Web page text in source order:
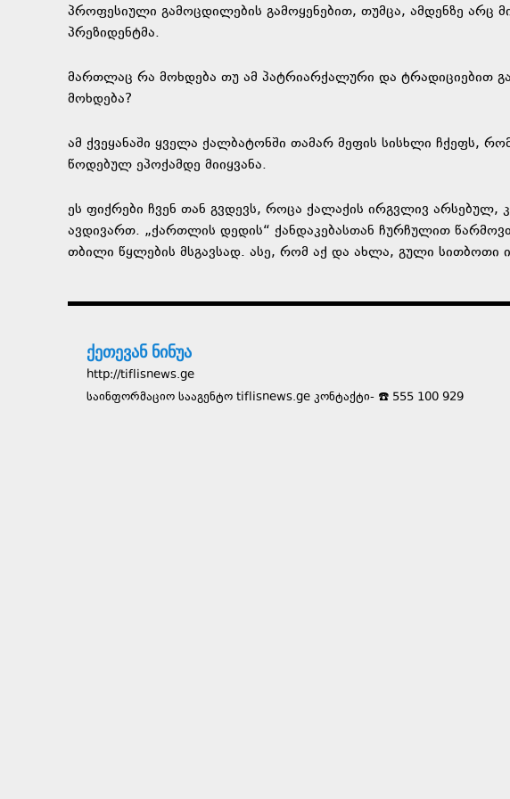
პროფესიული გამოცდილების გამოყენებით, თუმცა, ამდენზე არც
პრეზიდენტმა.
მართლაც რა მოხდება თუ ამ პატრიარქალური და ტრადიციებით
მოხდება?
ამ ქვეყანაში ყველა ქალბატონში თამარ მეფის სისხლი ჩქეფს,
წოდებულ ეპოქამდე მიიყვანა.
ეს ფიქრები ჩვენ თან გვდევს, როცა ქალაქის ირგვლივ
ავდივართ. „ქართლის დედის“ ქანდაკებასთან ჩურჩულით
თბილი წყლების მსგავსად. ასე, რომ აქ და ახლა, გული სითბოთი
ქეთევან ნინუა
http://tiflisnews.ge
საინფორმაციო სააგენტო tiflisnews.ge კონტაქტი- ☎️ 555 100 929